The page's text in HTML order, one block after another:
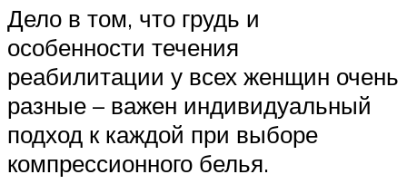
Дело в том, что грудь и
особенности течения
реабилитации у всех женщин очень
разные – важен индивидуальный
подход к каждой при выборе
компрессионного белья.